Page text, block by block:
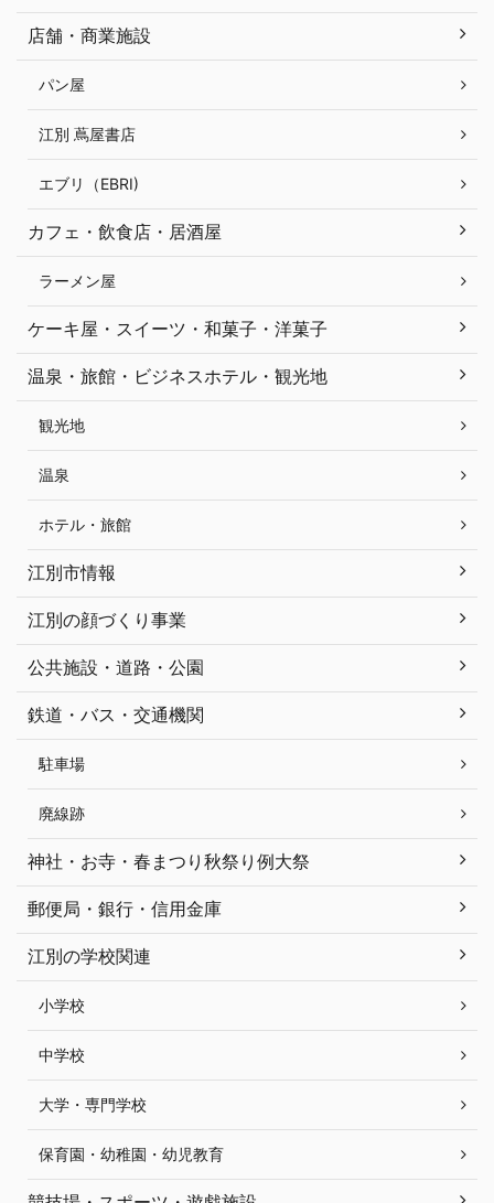
店舗・商業施設
パン屋
江別 蔦屋書店
エブリ（EBRI)
カフェ・飲食店・居酒屋
ラーメン屋
ケーキ屋・スイーツ・和菓子・洋菓子
温泉・旅館・ビジネスホテル・観光地
観光地
温泉
ホテル・旅館
江別市情報
江別の顔づくり事業
公共施設・道路・公園
鉄道・バス・交通機関
駐車場
廃線跡
神社・お寺・春まつり秋祭り例大祭
郵便局・銀行・信用金庫
江別の学校関連
小学校
中学校
大学・専門学校
保育園・幼稚園・幼児教育